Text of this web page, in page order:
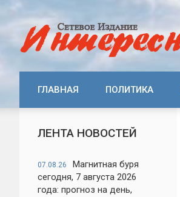
ГЛАВНАЯ ПОЛИТИКА
ЛЕНТА НОВОСТЕЙ
07.08.26
Магнитная буря
сегодня, 7 августа 2026
года: прогноз на день,